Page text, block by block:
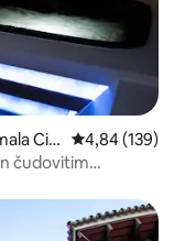
Cit
Povprečna
4,84 (139)
čudovitim